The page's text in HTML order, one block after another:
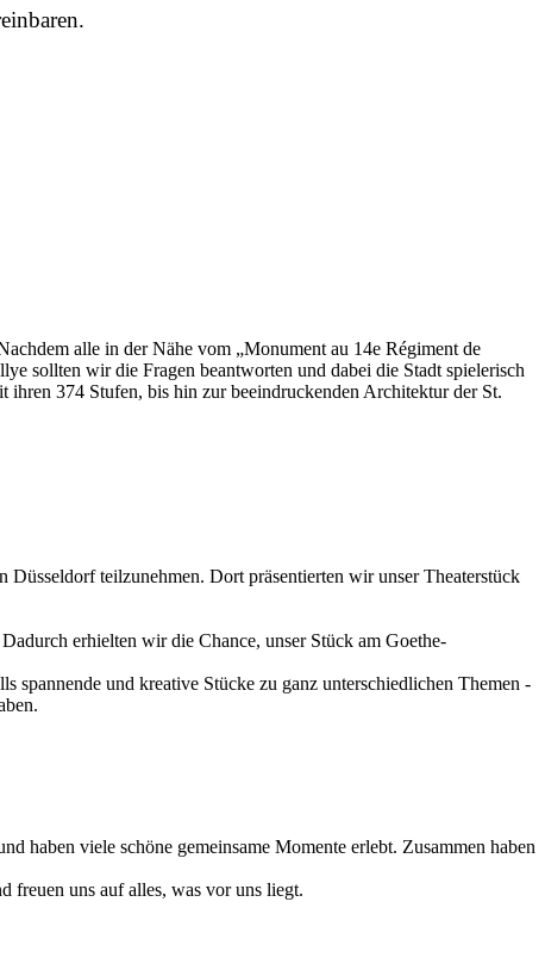
alle in der Nähe vom „Monument au 14e Régiment de
sollten wir die Fragen beantworten und dabei die Stadt spielerisch
ihren 374 Stufen, bis hin zur beeindruckenden Architektur der St.
teilzunehmen. Dort präsentierten wir unser Theaterstück
erhielten wir die Chance, unser Stück am Goethe-
und kreative Stücke zu ganz unterschiedlichen Themen -
haben viele schöne gemeinsame Momente erlebt. Zusammen haben
freuen uns auf alles, was vor uns liegt.